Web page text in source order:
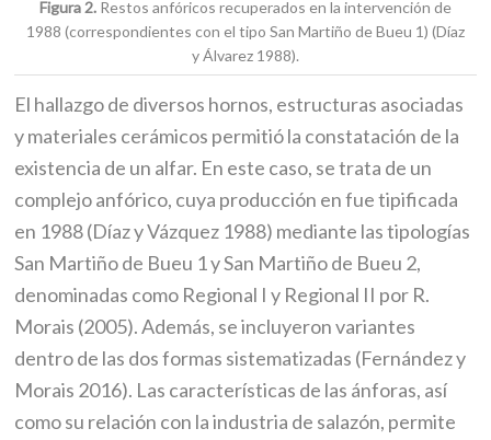
Figura 2. Restos anfóricos recuperados en la intervención de
1988 (correspondientes con el tipo San Martiño de Bueu 1) (Díaz
y Álvarez 1988).
El hallazgo de diversos hornos, estructuras asociadas
y materiales cerámicos permitió la constatación de la
existencia de un alfar. En este caso, se trata de un
complejo anfórico, cuya producción en fue tipificada
en 1988 (Díaz y Vázquez 1988) mediante las tipologías
San Martiño de Bueu 1 y San Martiño de Bueu 2,
denominadas como Regional I y Regional II por R.
Morais (2005). Además, se incluyeron variantes
dentro de las dos formas sistematizadas (Fernández y
Morais 2016). Las características de las ánforas, así
como su relación con la industria de salazón, permite